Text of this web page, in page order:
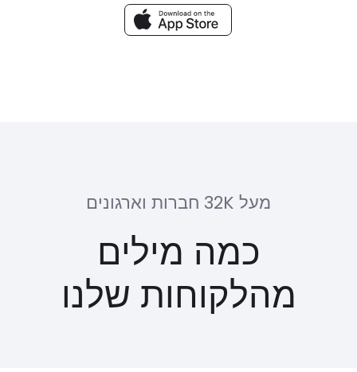
GOOGLE PLAY
APP
מעל 32K חברות וארגונים
כמה מילים
מהלקוחות שלנו